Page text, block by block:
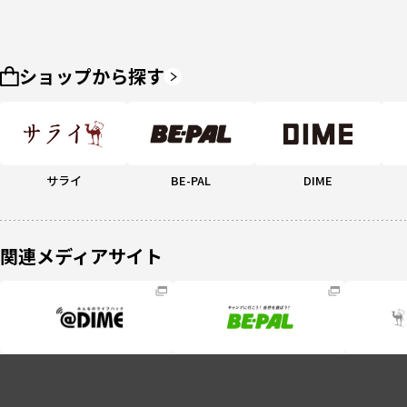
ショップから探す
サライ BE-PAL DIME
関連メディアサイト